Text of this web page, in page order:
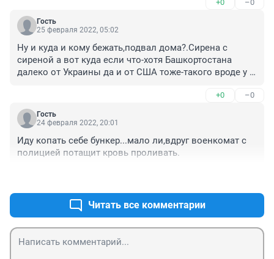
+0 –0
Гость
25 февраля 2022, 05:02
Ну и куда и кому бежать,подвал дома?.Сирена с
сиреной а вот куда если что-хотя Башкортостана
далеко от Украины да и от США тоже-такого вроде у
+0 –0
Гость
24 февраля 2022, 20:01
Иду копать себе бункер...мало ли,вдруг военкомат с
полицией потащит кровь проливать.
Читать все комментарии